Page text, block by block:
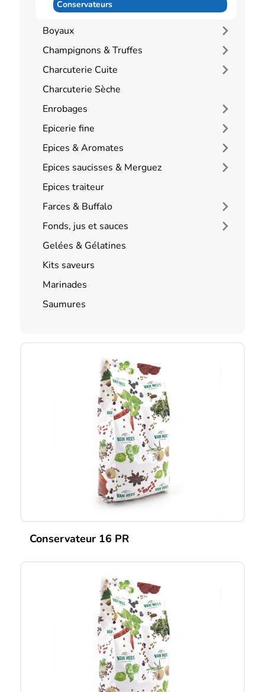
Conservateurs
Boyaux
Champignons & Truffes
Charcuterie Cuite
Charcuterie Sèche
Enrobages
Epicerie fine
Epices & Aromates
Epices saucisses & Merguez
Epices traiteur
Farces & Buffalo
Fonds, jus et sauces
Gelées & Gélatines
Kits saveurs
Marinades
Saumures
Conservateur 16 PR